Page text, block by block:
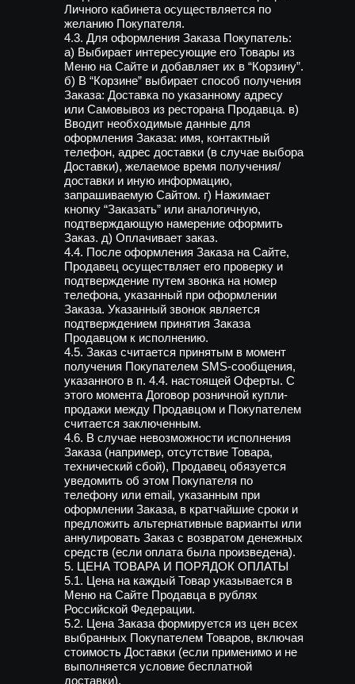
Личного кабинета осуществляется по
желанию Покупателя.
4.3. Для оформления Заказа Покупатель:
а) Выбирает интересующие его Товары из
Меню на Сайте и добавляет их в “Корзину”.
б) В “Корзине” выбирает способ получения
Заказа: Доставка по указанному адресу
или Самовывоз из ресторана Продавца. в)
Вводит необходимые данные для
оформления Заказа: имя, контактный
телефон, адрес доставки (в случае выбора
Доставки), желаемое время получения/
доставки и иную информацию,
запрашиваемую Сайтом. г) Нажимает
кнопку “Заказать” или аналогичную,
подтверждающую намерение оформить
Заказ. д) Оплачивает заказ.
4.4. После оформления Заказа на Сайте,
Продавец осуществляет его проверку и
подтверждение путем звонка на номер
телефона, указанный при оформлении
Заказа. Указанный звонок является
подтверждением принятия Заказа
Продавцом к исполнению.
4.5. Заказ считается принятым в момент
получения Покупателем SMS-сообщения,
указанного в п. 4.4. настоящей Оферты. С
этого момента Договор розничной купли-
продажи между Продавцом и Покупателем
считается заключенным.
4.6. В случае невозможности исполнения
Заказа (например, отсутствие Товара,
технический сбой), Продавец обязуется
уведомить об этом Покупателя по
телефону или email, указанным при
оформлении Заказа, в кратчайшие сроки и
предложить альтернативные варианты или
аннулировать Заказ с возвратом денежных
средств (если оплата была произведена).
5. ЦЕНА ТОВАРА И ПОРЯДОК ОПЛАТЫ
5.1. Цена на каждый Товар указывается в
Меню на Сайте Продавца в рублях
Российской Федерации.
5.2. Цена Заказа формируется из цен всех
выбранных Покупателем Товаров, включая
стоимость Доставки (если применимо и не
выполняется условие бесплатной
доставки).